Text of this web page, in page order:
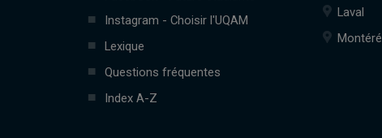
Instagram - Choisir l'UQAM
Lexique
Questions fréquentes
Index A-Z
Laval